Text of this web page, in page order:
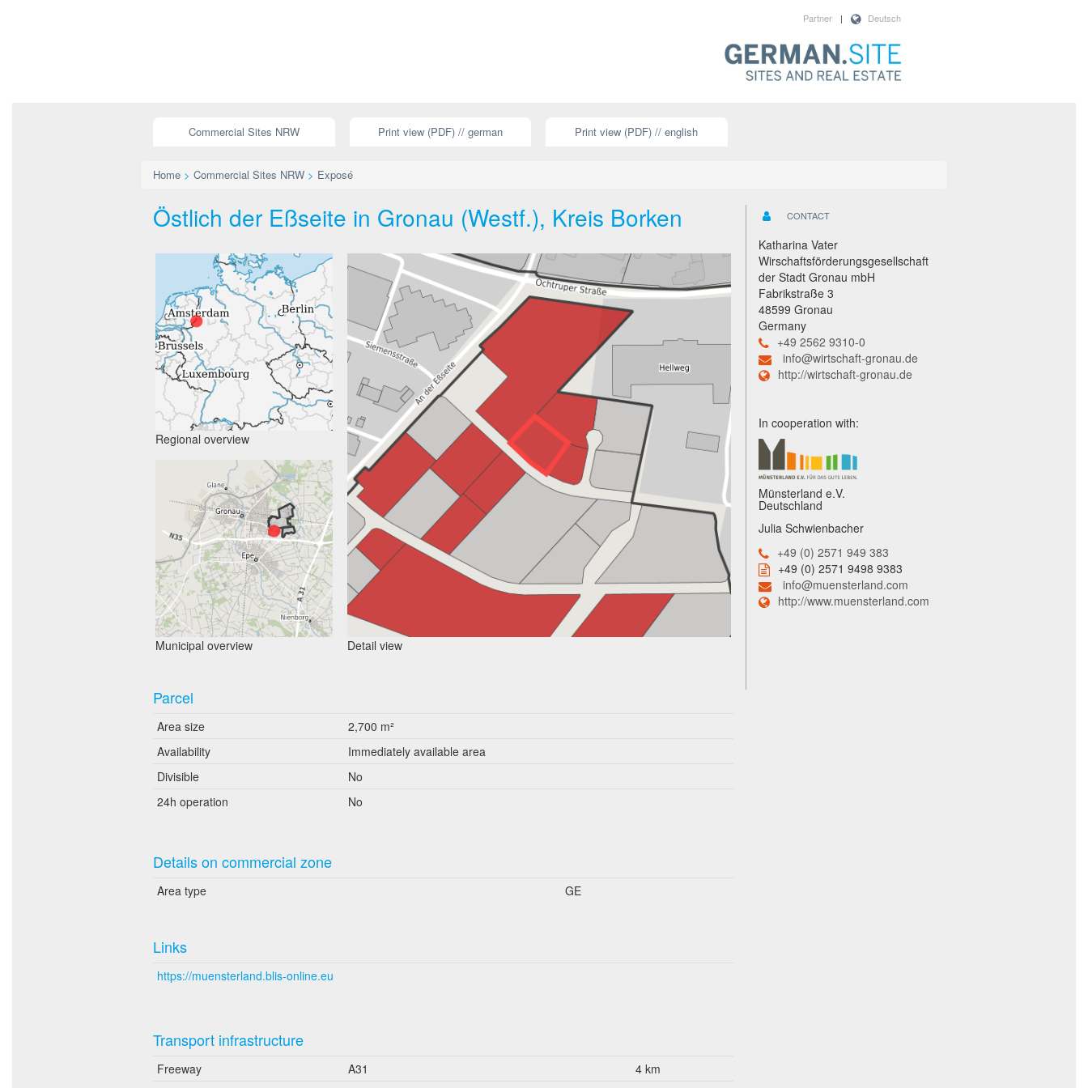
Deutsch
|
Partner
Commercial Sites NRW Print view (PDF) // german Print view (PDF) // english
Home > Commercial Sites NRW > Exposé
Östlich der Eßseite in Gronau (Westf.), Kreis Borken
Regional overview
Municipal overview Detail view
Parcel
Area size
2,700 m²
Availability
Immediately available area
Divisible
No
24h operation
No
Details on commercial zone
Area type GE
Links
https://muensterland.blis-online.eu
Transport infrastructure
Freeway A31
4 km
CONTACT
Katharina Vater
Wirschaftsförderungsgesellschaft
der Stadt Gronau mbH
Fabrikstraße 3
48599 Gronau
Germany
+49 2562 9310-0
info@wirtschaft-gronau.de
http://wirtschaft-gronau.de
In cooperation with:
Münsterland e.V.
Deutschland
Julia Schwienbacher
+49 (0) 2571 949 383
+49 (0) 2571 9498 9383
info@muensterland.com
http://www.muensterland.com